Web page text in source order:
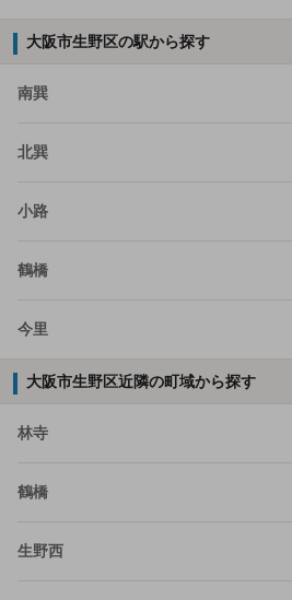
大阪市生野区の駅から探す
南巽
北巽
小路
鶴橋
今里
大阪市生野区近隣の町域から探す
林寺
鶴橋
生野西